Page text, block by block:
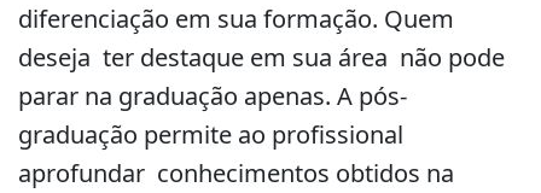
diferenciação em sua formação. Quem
deseja ter destaque em sua área não pode
parar na graduação apenas. A pós-
graduação permite ao profissional
aprofundar conhecimentos obtidos na